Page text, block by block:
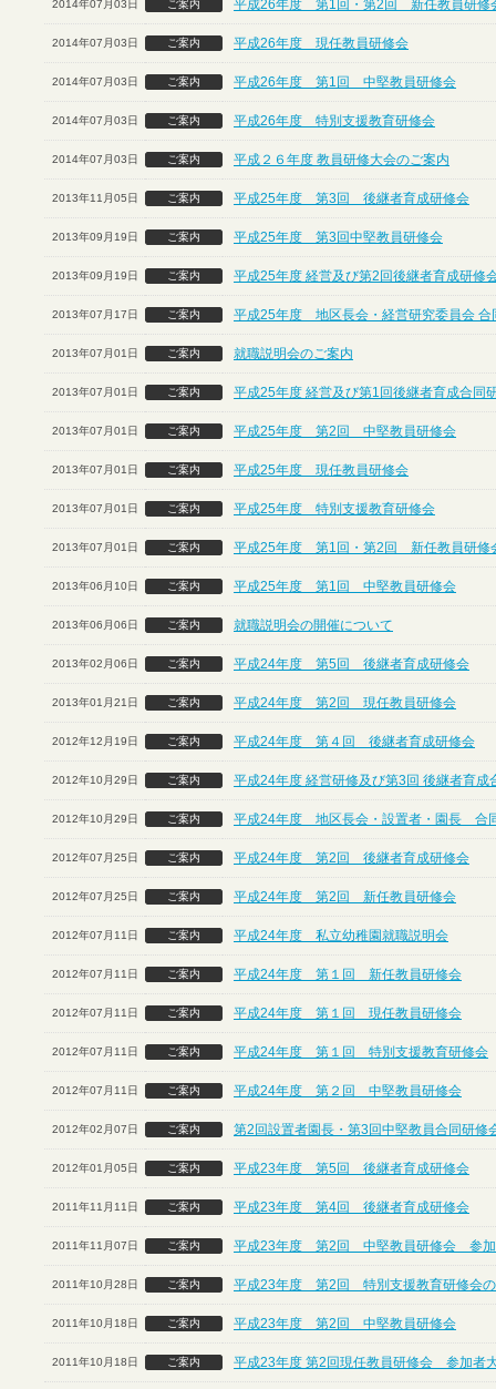
2014年07月03日 ご案内 平成26年度 第1回・第2回 新任教員研修
2014年07月03日 ご案内 平成26年度 現任教員研修会
2014年07月03日 ご案内 平成26年度 第1回 中堅教員研修会
2014年07月03日 ご案内 平成26年度 特別支援教育研修会
2014年07月03日 ご案内 平成２６年度 教員研修大会のご案内
2013年11月05日 ご案内 平成25年度 第3回 後継者育成研修会
2013年09月19日 ご案内 平成25年度 第3回中堅教員研修会
2013年09月19日 ご案内 平成25年度 経営及び第2回後継者育成研修
2013年07月17日 ご案内 平成25年度 地区長会・経営研究委員会 合
2013年07月01日 ご案内 就職説明会のご案内
2013年07月01日 ご案内 平成25年度 経営及び第1回後継者育成合同
2013年07月01日 ご案内 平成25年度 第2回 中堅教員研修会
2013年07月01日 ご案内 平成25年度 現任教員研修会
2013年07月01日 ご案内 平成25年度 特別支援教育研修会
2013年07月01日 ご案内 平成25年度 第1回・第2回 新任教員研修
2013年06月10日 ご案内 平成25年度 第1回 中堅教員研修会
2013年06月06日 ご案内 就職説明会の開催について
2013年02月06日 ご案内 平成24年度 第5回 後継者育成研修会
2013年01月21日 ご案内 平成24年度 第2回 現任教員研修会
2012年12月19日 ご案内 平成24年度 第４回 後継者育成研修会
2012年10月29日 ご案内 平成24年度 経営研修及び第3回 後継者育成
2012年10月29日 ご案内 平成24年度 地区長会・設置者・園長 合
2012年07月25日 ご案内 平成24年度 第2回 後継者育成研修会
2012年07月25日 ご案内 平成24年度 第2回 新任教員研修会
2012年07月11日 ご案内 平成24年度 私立幼稚園就職説明会
2012年07月11日 ご案内 平成24年度 第１回 新任教員研修会
2012年07月11日 ご案内 平成24年度 第１回 現任教員研修会
2012年07月11日 ご案内 平成24年度 第１回 特別支援教育研修会
2012年07月11日 ご案内 平成24年度 第２回 中堅教員研修会
2012年02月07日 ご案内 第2回設置者園長・第3回中堅教員合同研修
2012年01月05日 ご案内 平成23年度 第5回 後継者育成研修会
2011年11月11日 ご案内 平成23年度 第4回 後継者育成研修会
2011年11月07日 ご案内 平成23年度 第2回 中堅教員研修会 参加
2011年10月28日 ご案内 平成23年度 第2回 特別支援教育研修会
2011年10月18日 ご案内 平成23年度 第2回 中堅教員研修会
2011年10月18日 ご案内 平成23年度 第2回現任教員研修会 参加者